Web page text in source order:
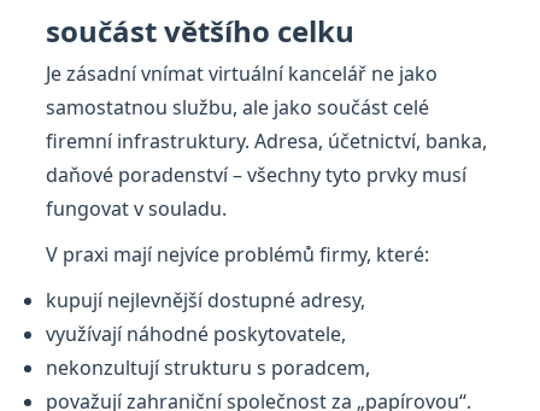
součást většího celku
Je zásadní vnímat virtuální kancelář ne jako
samostatnou službu, ale jako součást celé
firemní infrastruktury. Adresa, účetnictví, banka,
daňové poradenství – všechny tyto prvky musí
fungovat v souladu.
V praxi mají nejvíce problémů firmy, které:
kupují nejlevnější dostupné adresy,
využívají náhodné poskytovatele,
nekonzultují strukturu s poradcem,
považují zahraniční společnost za „papírovou“.